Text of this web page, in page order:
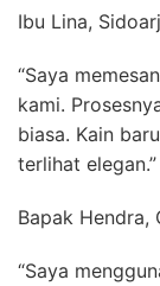
Ibu Lina,
“Saya
kami.
biasa. Kain
terlihat elegan.”
Bapak Hendra,
“Saya